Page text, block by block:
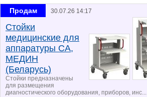
Продам 30.07.26 14:17
Стойки
медицинские для
аппаратуры СА,
МЕДИН
(Беларусь)
Стойки предназначены
для размещения
диагностического оборудования, приборов, инс...